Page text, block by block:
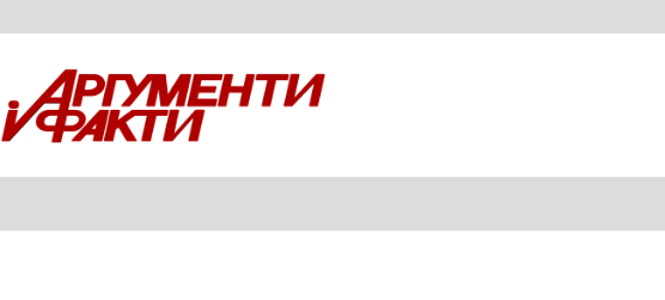
вмісту